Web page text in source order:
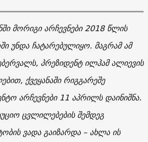
მორიგი არჩევნები 2018 წლის
უნდა ჩატარებულიყო. მაგრამ ამ
პრეზიდენტ ილჰამ ალიევის
ქვეყანაში რიგგარეშე
არჩევნები 11 აპრილს დაინიშნა.
ცვლილებების შემდეგ
ვადა გაიზარდა – ახლა ის